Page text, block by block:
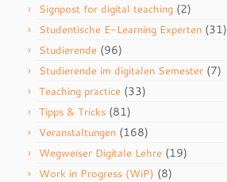
Signpost for digital teaching (2)
Studentische E-Learning Experten (31)
Studierende (96)
Studierende im digitalen Semester (7)
Teaching practice (33)
Tipps & Tricks (81)
Veranstaltungen (168)
Wegweiser Digitale Lehre (19)
Work in Progress (WiP) (8)